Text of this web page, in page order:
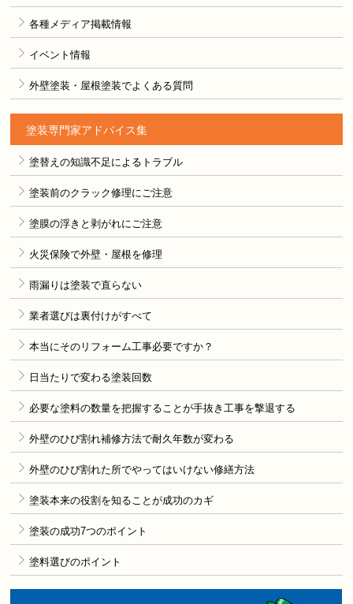
各種メディア掲載情報
イベント情報
外壁塗装・屋根塗装でよくある質問
塗装専門家アドバイス集
塗替えの知識不足によるトラブル
塗装前のクラック修理にご注意
塗膜の浮きと剥がれにご注意
火災保険で外壁・屋根を修理
雨漏りは塗装で直らない
業者選びは裏付けがすべて
本当にそのリフォーム工事必要ですか？
日当たりで変わる塗装回数
必要な塗料の数量を把握することが手抜き工事を撃退する
外壁のひび割れ補修方法で耐久年数が変わる
外壁のひび割れた所でやってはいけない修繕方法
塗装本来の役割を知ることが成功のカギ
塗装の成功7つのポイント
塗料選びのポイント